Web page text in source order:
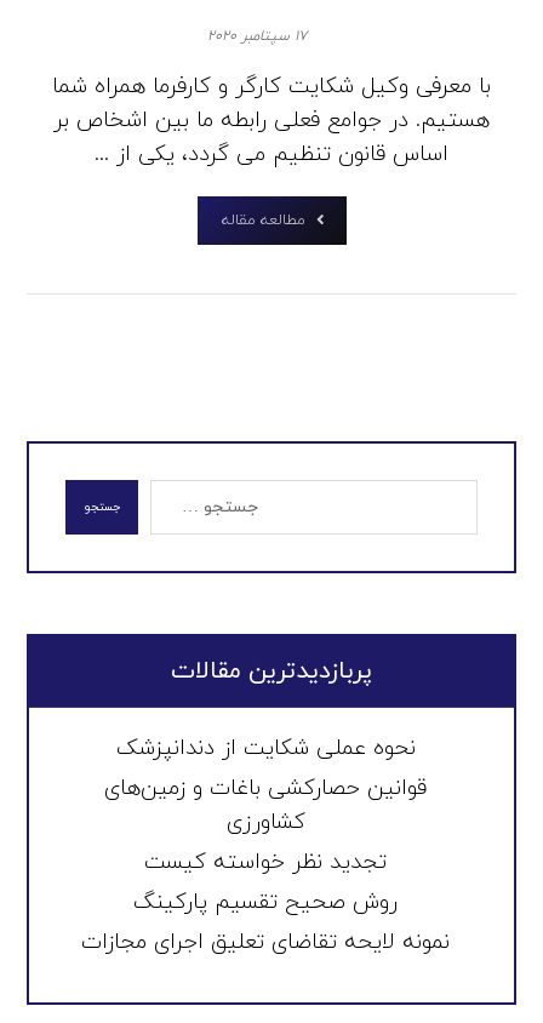
۱۷ سپتامبر ۲۰۲۰
با معرفی وکیل شکایت کارگر و کارفرما همراه شما
هستیم. در جوامع فعلی رابطه ما بین اشخاص بر
اساس قانون تنظیم می گردد، یکی از ...
مطالعه مقاله
جستجو
پربازدیدترین مقالات
نحوه عملی شکایت از دندانپزشک
قوانین حصارکشی باغات و زمین‌های
کشاورزی
تجدید نظر خواسته کیست
روش صحیح تقسیم پارکینگ
نمونه لایحه تقاضای تعلیق اجرای مجازات